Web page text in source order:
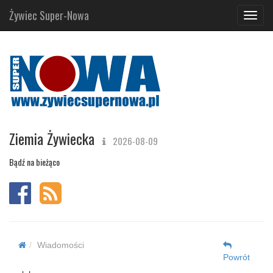
Żywiec Super-Nowa
Ziemia Żywiecka 2026-08-09
Bądź na bieżąco
Wiadomości
Powrót